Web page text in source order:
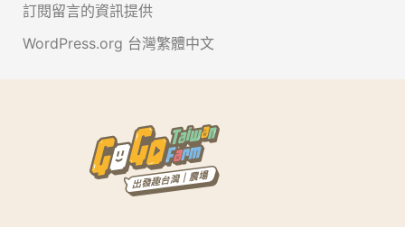
訂閱留言的資訊提供
WordPress.org 台灣繁體中文